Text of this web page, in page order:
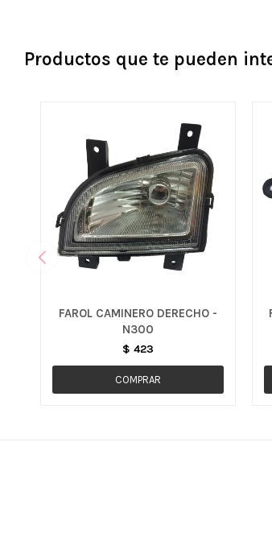
Productos que te pueden
FAROL CAMINERO DERECHO -
N300
$ 423